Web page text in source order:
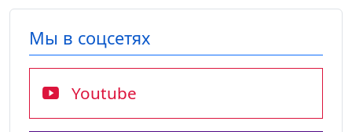
Мы в соцсетях
Youtube